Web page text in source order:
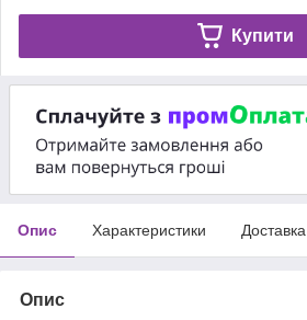
Купити
Опис Характеристики Доставка
Опис